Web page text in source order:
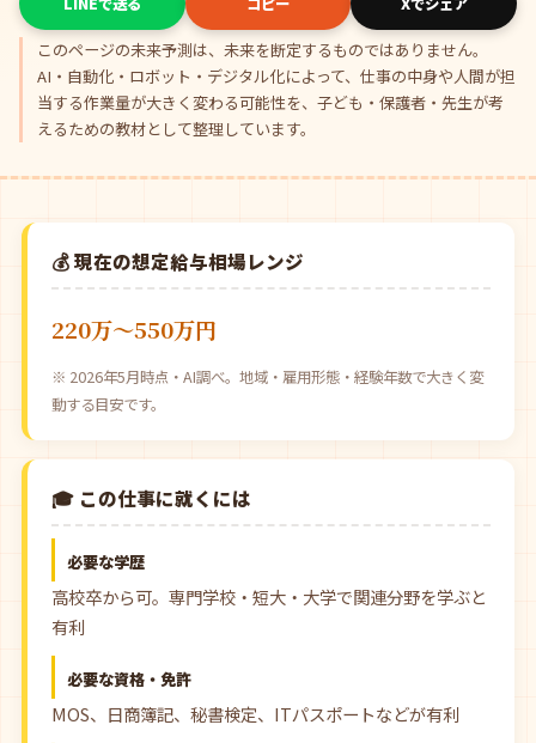
このページの未来予測は、未来を断定するものではありません。
AI・自動化・ロボット・デジタル化によって、仕事の中身や人間が担
当する作業量が大きく変わる可能性を、子ども・保護者・先生が考
えるための教材として整理しています。
💰 現在の想定給与相場レンジ
220万〜550万円
※ 2026年5月時点・AI調べ。地域・雇用形態・経験年数で大きく変
動する目安です。
🎓 この仕事に就くには
必要な学歴
高校卒から可。専門学校・短大・大学で関連分野を学ぶと
有利
必要な資格・免許
MOS、日商簿記、秘書検定、ITパスポートなどが有利